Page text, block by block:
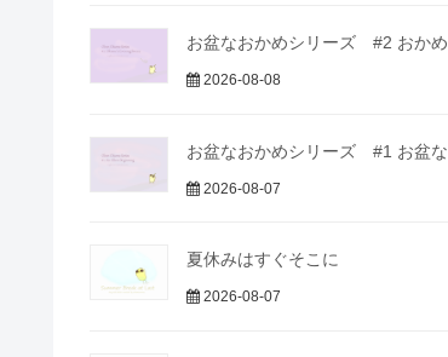
お盆なおかめシリーズ #2 おか
2026-08-08
お盆なおかめシリーズ #1 お盆な
2026-08-07
夏休みはすぐそこに
2026-08-07